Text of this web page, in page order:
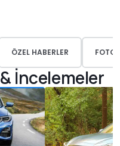
ÖZEL HABERLER
İncelemeler